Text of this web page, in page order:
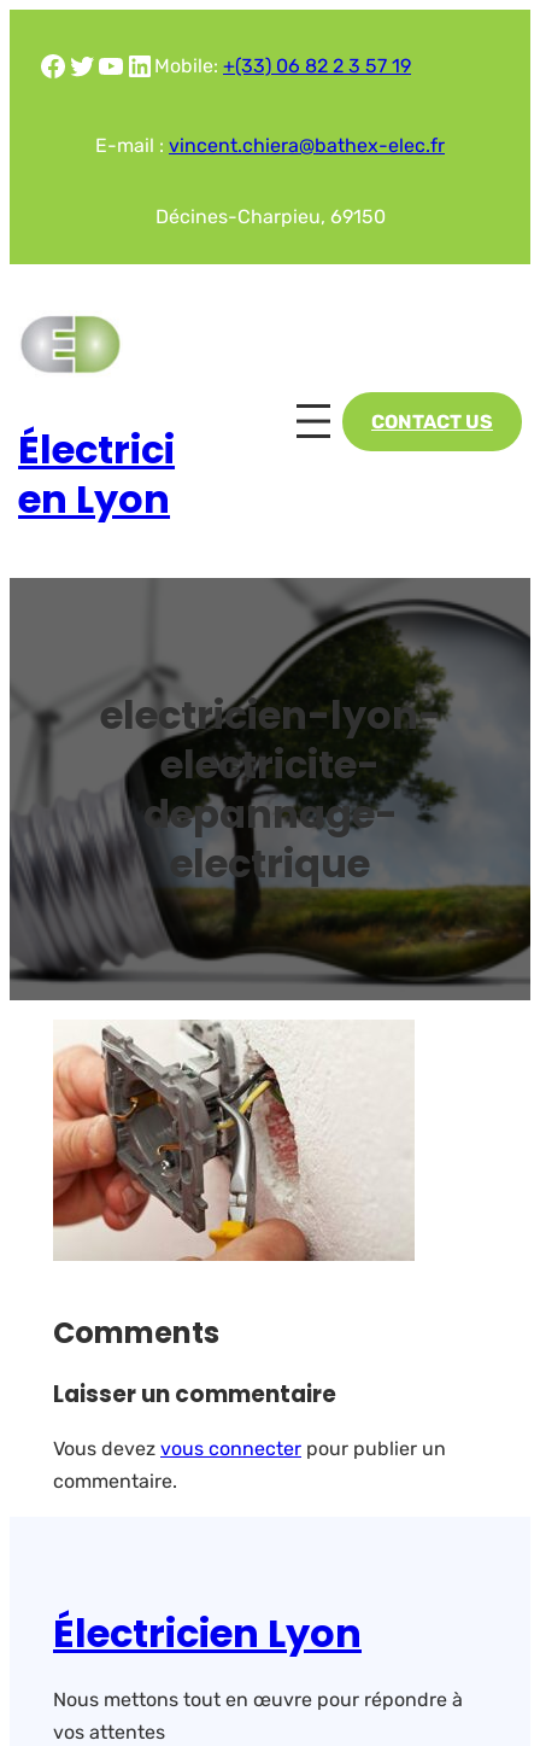
Facebook Twitter YouTube LinkedIn Mobile: +(33) 06 82 2 3 57 19
E-mail : vincent.chiera@bathex-elec.fr
Décines-Charpieu, 69150
Électrici
en Lyon
CONTACT US
electricien-lyon-
electricite-
depannage-
electrique
Comments
Laisser un commentaire
Vous devez vous connecter pour publier un
commentaire.
Électricien Lyon
Nous mettons tout en œuvre pour répondre à
vos attentes